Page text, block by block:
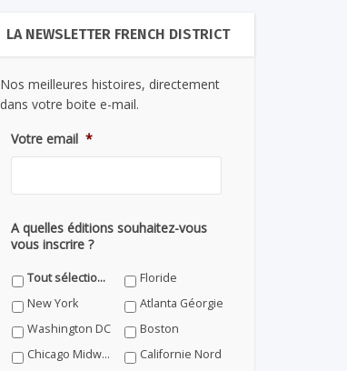
LA NEWSLETTER FRENCH DISTRICT
Nos meilleures histoires, directement
dans votre boite e-mail.
Votre email *
A quelles éditions souhaitez-vous
vous inscrire ?
Tout sélectionner
Floride
New York
Atlanta Géorgie
Washington DC
Boston
Chicago Midwest
Californie Nord